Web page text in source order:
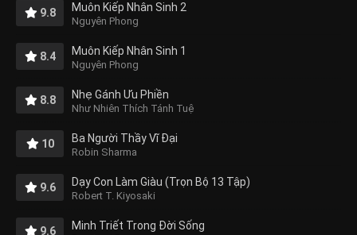
9.8 Muôn Kiếp Nhân Sinh 2
Nguyên Phong
8.4 Muôn Kiếp Nhân Sinh 1
Nguyên Phong
8.8 Nhẹ Gánh Ưu Phiền
Như Nhiên Thích Tánh Tuệ
10 Ba Người Thầy Vĩ Đại
Robin Sharma
9.6 Dạy Con Làm Giàu (Trọn Bộ 13 Tập)
Robert T. Kiyosaki
9.6 Minh Triết Trong Đời Sống